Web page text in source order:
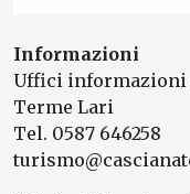
Informazioni
Uffici informazioni
Terme Lari
Tel. 0587 646258